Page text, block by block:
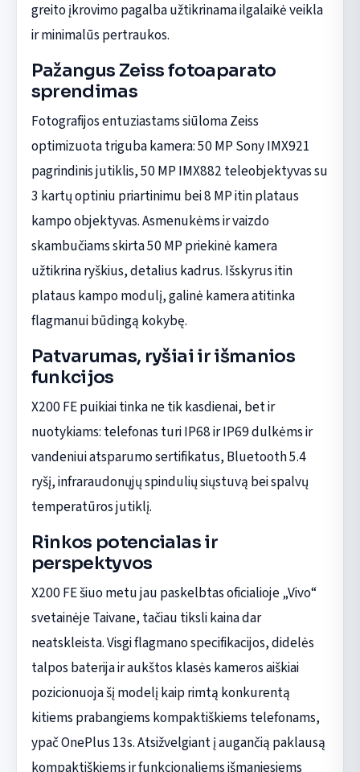
greito įkrovimo pagalba užtikrinama ilgalaikė veikla
ir minimalūs pertraukos.
Pažangus Zeiss fotoaparato
sprendimas
Fotografijos entuziastams siūloma Zeiss
optimizuota triguba kamera: 50 MP Sony IMX921
pagrindinis jutiklis, 50 MP IMX882 teleobjektyvas su
3 kartų optiniu priartinimu bei 8 MP itin plataus
kampo objektyvas. Asmenukėms ir vaizdo
skambučiams skirta 50 MP priekinė kamera
užtikrina ryškius, detalius kadrus. Išskyrus itin
plataus kampo modulį, galinė kamera atitinka
flagmanui būdingą kokybę.
Patvarumas, ryšiai ir išmanios
funkcijos
X200 FE puikiai tinka ne tik kasdienai, bet ir
nuotykiams: telefonas turi IP68 ir IP69 dulkėms ir
vandeniui atsparumo sertifikatus, Bluetooth 5.4
ryšį, infraraudonųjų spindulių siųstuvą bei spalvų
temperatūros jutiklį.
Rinkos potencialas ir
perspektyvos
X200 FE šiuo metu jau paskelbtas oficialioje „Vivo“
svetainėje Taivane, tačiau tiksli kaina dar
neatskleista. Visgi flagmano specifikacijos, didelės
talpos baterija ir aukštos klasės kameros aiškiai
pozicionuoja šį modelį kaip rimtą konkurentą
kitiems prabangiems kompaktiškiems telefonams,
ypač OnePlus 13s. Atsižvelgiant į augančią paklausą
kompaktiškiems ir funkcionaliems išmaniesiems